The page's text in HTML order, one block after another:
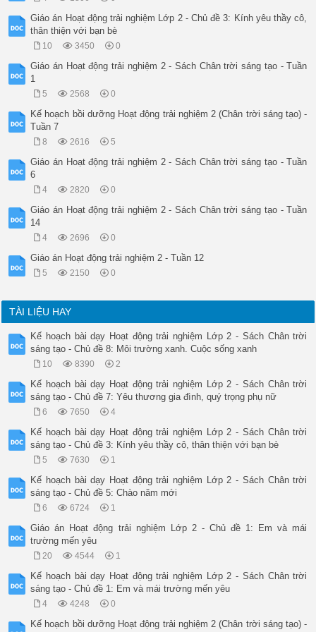
3) Tên ba vị thần tượng trưng cho sự giàu sang, hạnh phúc,
4) Đây là nghi lễ phong tục mà khi gặp nhau vào ngày tết
5) Cái gì khiến hầu hết mọi người đều xem vào đêm giao thừa?
6) Theo truyền thuyết dân gian, Ông Táo về trời bằng cá
- TPTĐ nhận xét, phát động các Hội thi của nhà trường đến
4. Giao nhệm vụ:
- TPTĐ giao nhiệm vụ cho GVCN và HS các lớp chuẩn bị trang
	 Hoạt động trải nghiệm
Tiết 53: HOẠT ĐỘNG GIÁO DỤC THEO CHỦ ĐỀ
I. MỤC TIÊU:
1. Kiến thức kĩ năng:
- HS hiểu được mối quan hệ giữa người mua – người bán trong
- Nhận diện được giá trị của các loại tiền ở Việt Nam với các
- Nhận biết được đồng tiền được sử dụng trong trao đổi hàng
2. Năng lực:
- Năng lực giao tiếp, hợp tác: Nói lời phù hợp khi giao tiếp
- Năng lực thiết kế và tổ chức hoạt động
3. Phẩm chất:
- Phẩm chất chăm chỉ, chăm học.
- Hình thành và phát triển phẩm chất nhân ái vui vẻ, thân
II. CHUẨN BỊ:
- Bộ tranh trang 14, bút lông, nam châm, thẻ từ ghi người
III. TIẾN TRÌNH HOẠT ĐỘNG:
1. Nhận diện – Khám phá:
* Hoạt động 1: Khởi động
* Cách tiến hành: GV cho HS hát, vận động theo bài hát
* Hoạt động 2: Kể tên một số việc đã làm để xây dựng hình
* Mục tiêu: HS ôn lại nội dung bài cũ, kết nối kiến thức vào
- GV nhận xét, khen ngợi HS, dẫn dắt vào bài học
2. Tìm hiểu – mở rộng:
* Hoạt động 3: Tìm hiểu hoạt động mua bán hàng hóa
- Nhận biết được đồng tiền được sử dụng trong trao đổi hàng
* Cách tiến hành:
- GV tổ chức trò chơi “Người ấy là ai?”. Mỗi nhóm nhận 4
- GV yêu cầu HS giải thích vì sao biết đó là người mua và
- GV nhận xét và rút kết luận
*Kết luận: Người bán là người có hàng hóa và là người
* Mục tiêu: Giúp HS nhận biết các mệnh giá của tiền.
* Cách tiến hành:
- GV giới thiệu cho HS 3 mệnh giá tiền Việt Nam (một nghìn
1 nghìn
2 nghìn
5 nghìn
Chất liệu
Giáo án Hoạt động trải nghiệm Lớp 2 - Chủ đề 3: Kính yêu thầy cô,
thân thiện với bạn bè
10 3450 0
Giáo án Hoạt động trải nghiệm 2 - Sách Chân trời sáng tạo - Tuần
1
5 2568 0
Kế hoạch bồi dưỡng Hoạt động trải nghiệm 2 (Chân trời sáng tạo) -
Tuần 7
8 2616 5
Giáo án Hoạt động trải nghiệm 2 - Sách Chân trời sáng tạo - Tuần
6
4 2820 0
Giáo án Hoạt động trải nghiệm 2 - Sách Chân trời sáng tạo - Tuần
14
4 2696 0
Giáo án Hoạt động trải nghiệm 2 - Tuần 12
5 2150 0
TÀI LIỆU HAY
Kế hoạch bài dạy Hoạt động trải nghiệm Lớp 2 - Sách Chân trời
sáng tạo - Chủ đề 8: Môi trường xanh. Cuộc sống xanh
10 8390 2
Kế hoạch bài dạy Hoạt động trải nghiệm Lớp 2 - Sách Chân trời
sáng tạo - Chủ đề 7: Yêu thương gia đình, quý trọng phụ nữ
6 7650 4
Kế hoạch bài dạy Hoạt động trải nghiệm Lớp 2 - Sách Chân trời
sáng tạo - Chủ đề 3: Kính yêu thầy cô, thân thiện với bạn bè
5 7630 1
Kế hoạch bài dạy Hoạt động trải nghiệm Lớp 2 - Sách Chân trời
sáng tạo - Chủ đề 5: Chào năm mới
6 6724 1
Giáo án Hoạt động trải nghiệm Lớp 2 - Chủ đề 1: Em và mái
trường mến yêu
20 4544 1
Kế hoạch bài dạy Hoạt động trải nghiệm Lớp 2 - Sách Chân trời
sáng tạo - Chủ đề 1: Em và mái trường mến yêu
4 4248 0
Kế hoạch bồi dưỡng Hoạt động trải nghiệm 2 (Chân trời sáng tạo) -